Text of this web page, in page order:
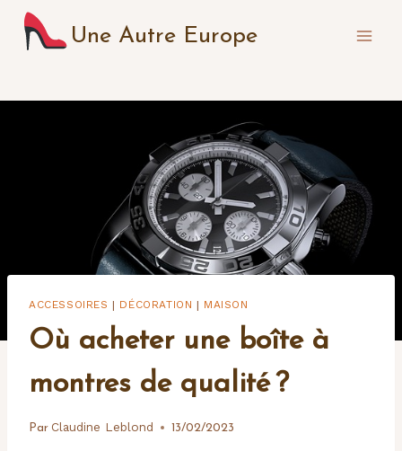
Aller
Une Autre Europe
ACCESSOIRES DÉCORATION MAISON
Où acheter une boîte à
montres de qualité ?
Par Claudine Leblond 13/02/2023